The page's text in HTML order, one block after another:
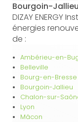
Bourgoin-Jallieu
DIZAY ENERGY
énergies
de :
Ambérieu-en-
Belleville
Bourg-en-Bresse
Bourgoin-Jallieu
Chalon-sur-
Lyon
Mâcon